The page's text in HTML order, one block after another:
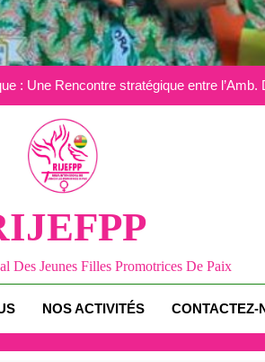
en Afrique : le Togolais Amb Dr
𝟐𝟎𝟐𝟕: 𝐢𝐦𝐦𝐢𝐧𝐞𝐧𝐭 𝐥𝐚𝐮𝐧𝐜𝐡 𝐨𝐟 𝐭𝐡𝐞
: Une Rencontre stratégique entre
Dr Johaness MAKOUVIA Président du
invité d’honneur et Conférencier à la
en Afrique : le Togolais Amb Dr Johaness
: Une Rencontre stratégique entre
Dr Johaness MAKOUVIA Président du
invité d’honneur et Conférencier à la
Des Jeunes Filles Promotrices De Paix
NOS ACTIVITÉS CONTACTEZ-